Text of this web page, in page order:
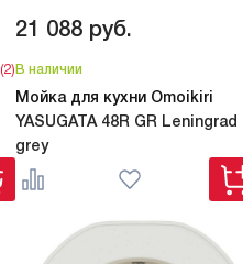
(2) В наличии
Мойка для кухни Omoikiri
YASUGATA 48R GR Leningrad
grey
21 088 руб.